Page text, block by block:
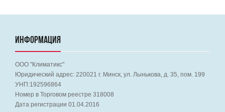
ИНФОРМАЦИЯ
ООО "Климатикс"
Юридический адрес: 220021 г. Минск, ул. Лынькова, д. 35, пом. 199
УНП:192596864
Номер в Торговом реестре 318008
Дата регистрации 01.04.2016